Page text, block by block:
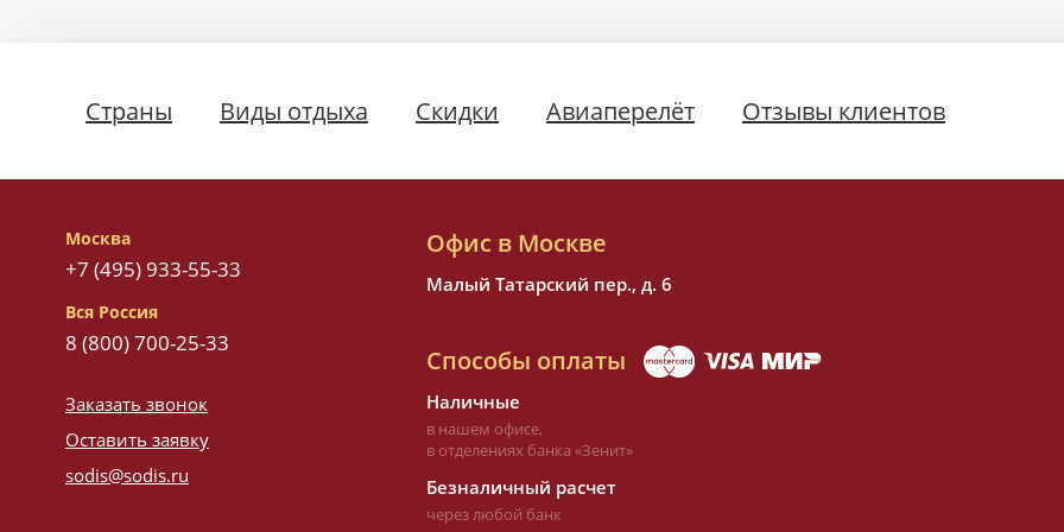
Страны Виды отдыха Скидки Авиаперелёт Отзывы клиентов
Москва
+7 (495) 933-55-33
Вся Россия
8 (800) 700-25-33
Заказать звонок
Оставить заявку
sodis@sodis.ru
Офис в Москве
Малый Татарский пер., д. 6
Способы оплаты
Наличные
в нашем офисе,
в отделениях банка «Зенит»
Безналичный расчет
через любой банк